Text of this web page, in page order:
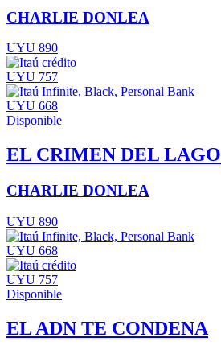
CHARLIE DONLEA
UYU 890
UYU 757
UYU 668
Disponible
EL CRIMEN DEL LAGO
CHARLIE DONLEA
UYU 890
UYU 668
UYU 757
Disponible
EL ADN TE CONDENA